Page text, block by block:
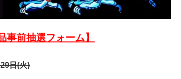
事前抽選フォーム】
日(火)